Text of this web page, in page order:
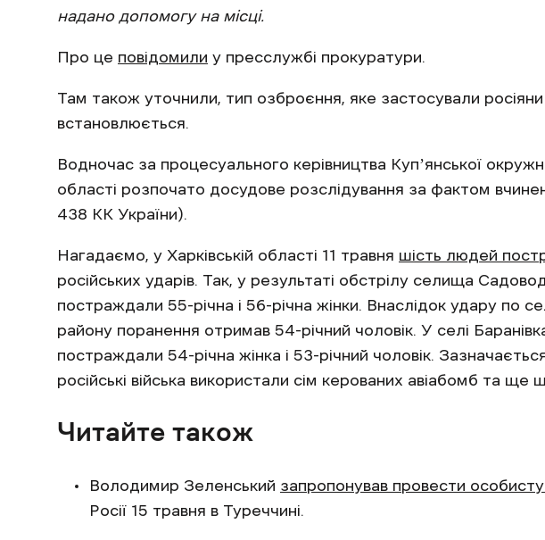
надано допомогу на місці.
Про це повідомили у пресслужбі прокуратури.
Там також уточнили, тип озброєння, яке застосували росіяни
встановлюється.
Водночас за процесуального керівництва Купʼянської
області розпочато досудове розслідування за фактом
438 КК України).
Нагадаємо, у Харківській області 11 травня шість людей
російських ударів. Так, у результаті обстрілу селища
постраждали 55-річна і 56-річна жінки. Внаслідок удару по
району поранення отримав 54-річний чоловік. У селі
постраждали 54-річна жінка і 53-річний чоловік.
російські війська використали сім керованих авіабомб та ще
Читайте також
Володимир Зеленський запропонував провести особисту
Росії 15 травня в Туреччині.